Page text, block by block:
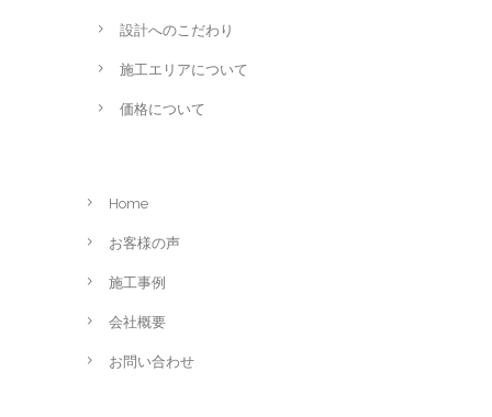
設計へのこだわり
施工エリアについて
価格について
Home
お客様の声
施工事例
会社概要
お問い合わせ